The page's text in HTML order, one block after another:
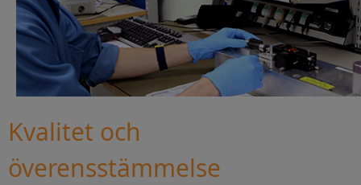
Kvalitet och
överensstämmelse